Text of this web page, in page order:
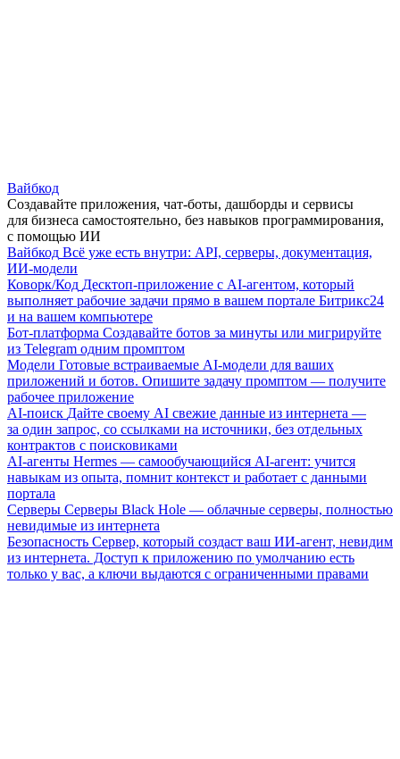
Вайбкод
Создавайте приложения, чат-боты, дашборды и сервисы
для бизнеса самостоятельно, без навыков программирования,
с помощью ИИ
Вайбкод Всё уже есть внутри: API, серверы, документация,
ИИ-модели
Коворк/Код Десктоп-приложение с AI-агентом, который
выполняет рабочие задачи прямо в вашем портале Битрикс24
и на вашем компьютере
Бот-платформа Создавайте ботов за минуты или мигрируйте
из Telegram одним промптом
Модели Готовые встраиваемые AI-модели для ваших
приложений и ботов. Опишите задачу промптом — получите
рабочее приложение
AI-поиск Дайте своему AI свежие данные из интернета —
за один запрос, со ссылками на источники, без отдельных
контрактов с поисковиками
AI-агенты Hermes — самообучающийся AI-агент: учится
навыкам из опыта, помнит контекст и работает с данными
портала
Серверы Серверы Black Hole — облачные серверы, полностью
невидимые из интернета
Безопасность Сервер, который создаст ваш ИИ-агент, невидим
из интернета. Доступ к приложению по умолчанию есть
только у вас, а ключи выдаются с ограниченными правами